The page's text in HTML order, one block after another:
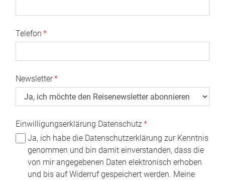
Telefon *
Newsletter*
Einwilligungserklärung Datenschutz*
Ja, ich habe die Datenschutzerklärung zur Kenntnis
genommen und bin damit einverstanden, dass die
von mir angegebenen Daten elektronisch erhoben
und bis auf Widerruf gespeichert werden. Meine